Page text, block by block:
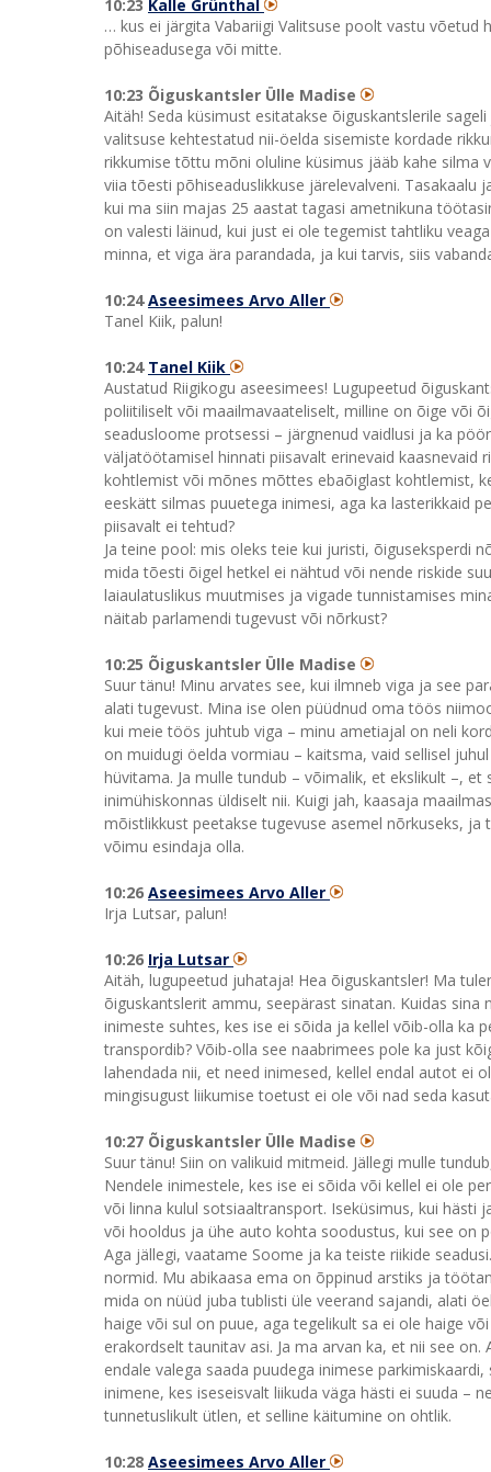
10:23 Kalle Grünthal
… kus ei järgita Vabariigi Valitsuse poolt vastu
põhiseadusega või mitte.
10:23 Õiguskantsler Ülle Madise
Aitäh! Seda küsimust esitatakse õiguskantslerile
valitsuse kehtestatud nii-öelda sisemiste kordade
rikkumise tõttu mõni oluline küsimus jääb kahe silma
viia tõesti põhiseaduslikkuse järelevalveni.
kui ma siin majas 25 aastat tagasi ametnikuna
on valesti läinud, kui just ei ole tegemist tahtliku
minna, et viga ära parandada, ja kui tarvis, siis
10:24Aseesimees Arvo Aller
Tanel Kiik, palun!
10:24 Tanel Kiik
Austatud Riigikogu aseesimees! Lugupeetud
poliitiliselt või maailmavaateliselt, milline on õige või
seadusloome protsessi – järgnenud vaidlusi ja ka
väljatöötamisel hinnati piisavalt erinevaid kaasnevaid
kohtlemist või mõnes mõttes ebaõiglast kohtlemist,
eeskätt silmas puuetega inimesi, aga ka lasterikkaid
piisavalt ei tehtud?
Ja teine pool: mis oleks teie kui juristi, õiguseksperdi
mida tõesti õigel hetkel ei nähtud või nende riskide
laiaulatuslikus muutmises ja vigade tunnistamises
näitab parlamendi tugevust või nõrkust?
10:25 Õiguskantsler Ülle Madise
Suur tänu! Minu arvates see, kui ilmneb viga ja see
alati tugevust. Mina ise olen püüdnud oma töös
kui meie töös juhtub viga – minu ametiajal on neli
on muidugi öelda vormiau – kaitsma, vaid sellisel
hüvitama. Ja mulle tundub – võimalik, et ekslikult –,
inimühiskonnas üldiselt nii. Kuigi jah, kaasaja
mõistlikkust peetakse tugevuse asemel nõrkuseks,
võimu esindaja olla.
10:26 Aseesimees Arvo Aller
Irja Lutsar, palun!
10:26 Irja Lutsar
Aitäh, lugupeetud juhataja! Hea õiguskantsler! Ma
õiguskantslerit ammu, seepärast sinatan. Kuidas
inimeste suhtes, kes ise ei sõida ja kellel võib-olla ka
transpordib? Võib-olla see naabrimees pole ka just
lahendada nii, et need inimesed, kellel endal autot ei
mingisugust liikumise toetust ei ole või nad seda
10:27 Õiguskantsler Ülle Madise
Suur tänu! Siin on valikuid mitmeid. Jällegi mulle
Nendele inimestele, kes ise ei sõida või kellel ei ole
või linna kulul sotsiaaltransport. Iseküsimus, kui hästi
või hooldus ja ühe auto kohta soodustus, kui see on
Aga jällegi, vaatame Soome ja ka teiste riikide
normid. Mu abikaasa ema on õppinud arstiks ja
mida on nüüd juba tublisti üle veerand sajandi, alati
haige või sul on puue, aga tegelikult sa ei ole haige
erakordselt taunitav asi. Ja ma arvan ka, et nii see
endale valega saada puudega inimese
inimene, kes iseseisvalt liikuda väga hästi ei suuda –
tunnetuslikult ütlen, et selline käitumine on ohtlik.
10:28 Aseesimees Arvo Aller